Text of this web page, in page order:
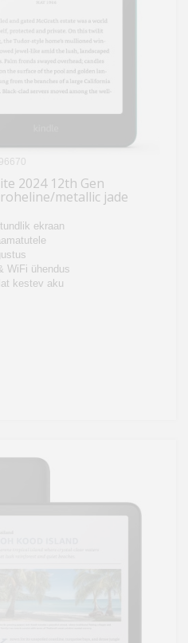
2024 12th Gen
metallic jade
ekraan
WiFi ühendus
kestev aku